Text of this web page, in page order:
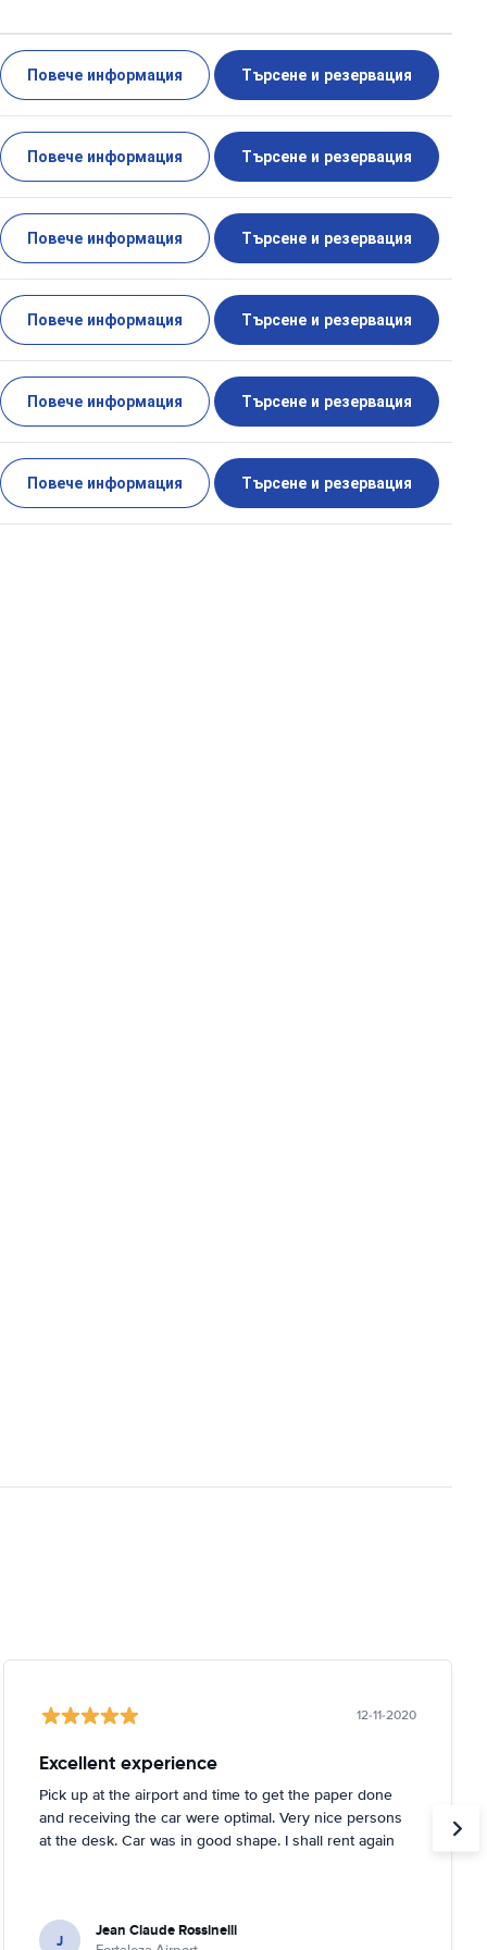
Повече информация Търсене и резервация
Повече информация Търсене и резервация
Повече информация Търсене и резервация
Повече информация Търсене и резервация
Повече информация Търсене и резервация
Повече информация Търсене и резервация
12-11-2020
Excellent experience
Pick up at the airport and time to get the paper done
and receiving the car were optimal. Very nice persons
at the desk. Car was in good shape. I shall rent again
J Jean Claude Rossinelli